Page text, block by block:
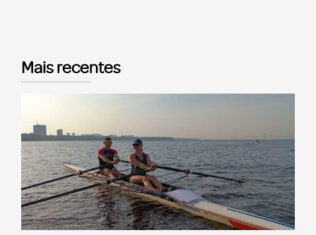
Mais recentes